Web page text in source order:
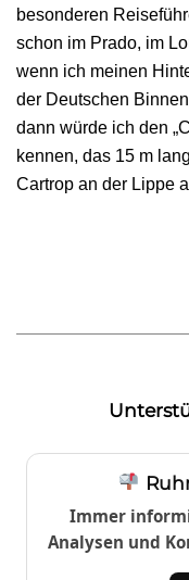
besonderen
schon im Prado, im
wenn ich meinen
der Deutschen
dann würde ich den
kennen, das 15 m
Cartrop an der Lippe
Immer
Analysen und